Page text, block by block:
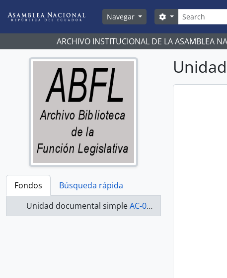
Navegar
Búsqueda
Search options
ARCHIVO INSTITUCIONAL DE LA ASAMBLEA
Fondos
Búsqueda rápida
Unidad documental simpleAC-07-08-048 - Actas-2007-2008